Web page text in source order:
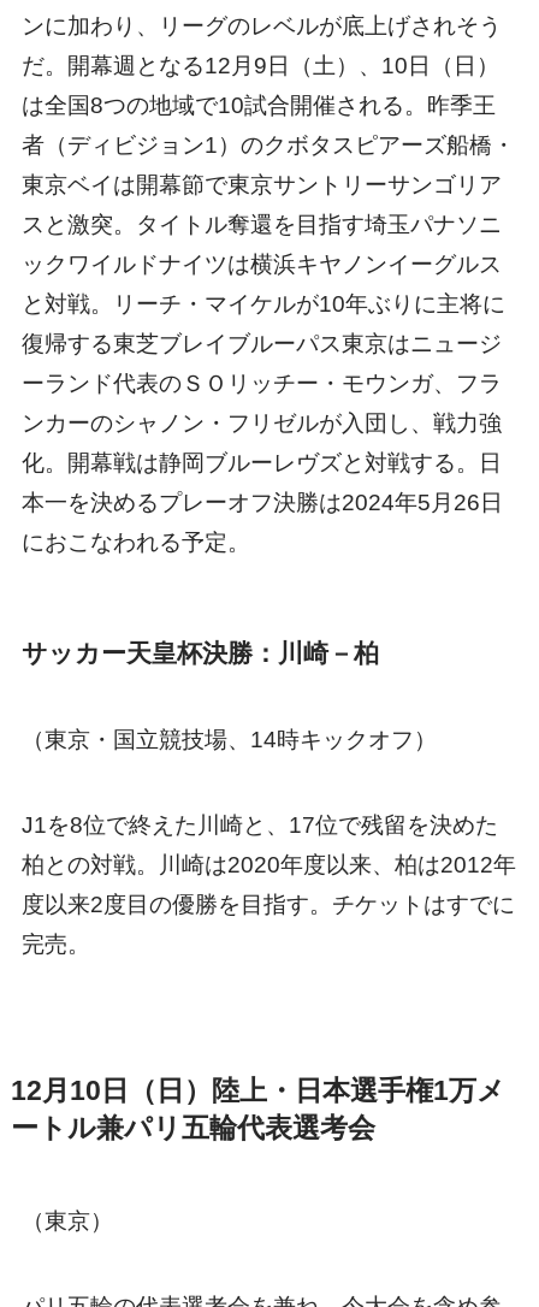
ンに加わり、リーグのレベルが底上げされそう
だ。開幕週となる12月9日（土）、10日（日）
は全国8つの地域で10試合開催される。昨季王
者（ディビジョン1）のクボタスピアーズ船橋・
東京ベイは開幕節で東京サントリーサンゴリア
スと激突。タイトル奪還を目指す埼玉パナソニ
ックワイルドナイツは横浜キヤノンイーグルス
と対戦。リーチ・マイケルが10年ぶりに主将に
復帰する東芝ブレイブルーパス東京はニュージ
ーランド代表のＳＯリッチー・モウンガ、フラ
ンカーのシャノン・フリゼルが入団し、戦力強
化。開幕戦は静岡ブルーレヴズと対戦する。日
本一を決めるプレーオフ決勝は2024年5月26日
におこなわれる予定。
サッカー天皇杯決勝：川崎－柏
（東京・国立競技場、14時キックオフ）
J1を8位で終えた川崎と、17位で残留を決めた
柏との対戦。川崎は2020年度以来、柏は2012年
度以来2度目の優勝を目指す。チケットはすでに
完売。
12月10日（日）陸上・日本選手権1万メ
ートル兼パリ五輪代表選考会
（東京）